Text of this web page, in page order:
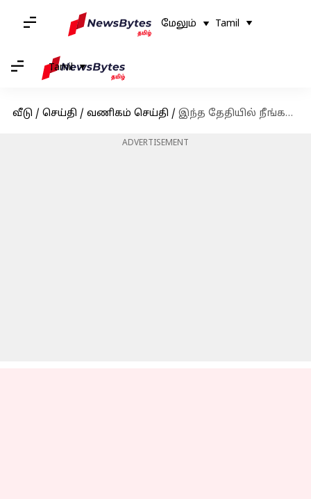
மேலும் Tamil
Tamil
வீடு / செய்தி / வணிகம் செய்தி / இந்த தேதியில் நீங்கள் HDFCயின் UPI சேவைகளைப் பயன்படுத்த முடியாது
ADVERTISEMENT